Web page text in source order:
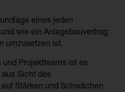
eines jeden
wie ein Anlagebauvertrag
umzusetzen ist.
und Projektteams ist es
Sicht des
Stärken und Schwächen